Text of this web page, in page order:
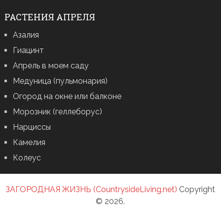
РАСТЕНИЯ АПРЕЛЯ
Азалия
Гиацинт
Апрель в моем саду
Медуница (пульмонария)
Огород на окне или балконе
Морозник (геллеборус)
Нарциссы
Камелия
Колеус
ЗАГОРОДНАЯ ЖИЗНЬ (CountrysideLiving.net) Copyright
© 2026.